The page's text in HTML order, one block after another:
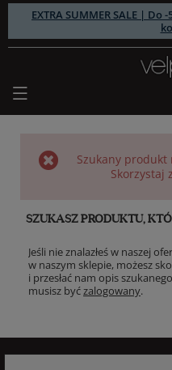
EXTRA SUMMER SALE |
Szukany produkt
Skorzystaj z
SZUKASZ PRODUKTU,
Jeśli nie znalazłeś w naszej
w naszym sklepie, możesz
i przesłać nam opis
musisz byćzalogowany.